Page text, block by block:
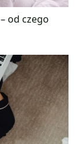
od czego